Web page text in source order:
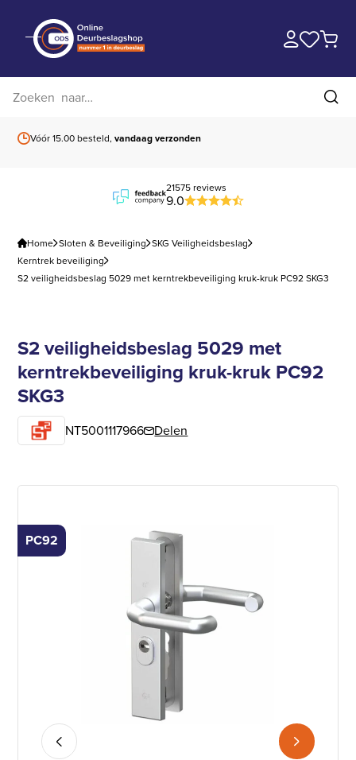
Vóór 15.00 besteld,vandaag verzonden
21575 reviews
9.0
Home Sloten & Beveiliging SKG Veiligheidsbeslag
Kerntrek beveiliging
S2 veiligheidsbeslag 5029 met kerntrekbeveiliging kruk-kruk PC92 SKG3
S2 veiligheidsbeslag 5029 met
kerntrekbeveiliging kruk-kruk PC92
SKG3
NT5001117966 Delen
PC92